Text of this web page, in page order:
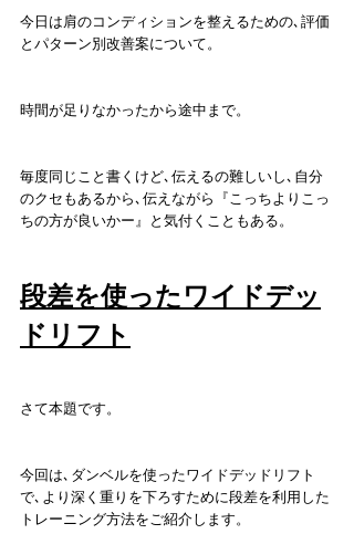
今日は肩のコンディションを整えるための､評価
とパターン別改善案について。
時間が足りなかったから途中まで。
毎度同じこと書くけど､伝えるの難しいし､自分
のクセもあるから､伝えながら『こっちよりこっ
ちの方が良いかー』と気付くこともある。
段差を使ったワイドデッ
ドリフト
さて本題です。
今回は､ダンベルを使ったワイドデッドリフト
で､より深く重りを下ろすために段差を利用した
トレーニング方法をご紹介します。